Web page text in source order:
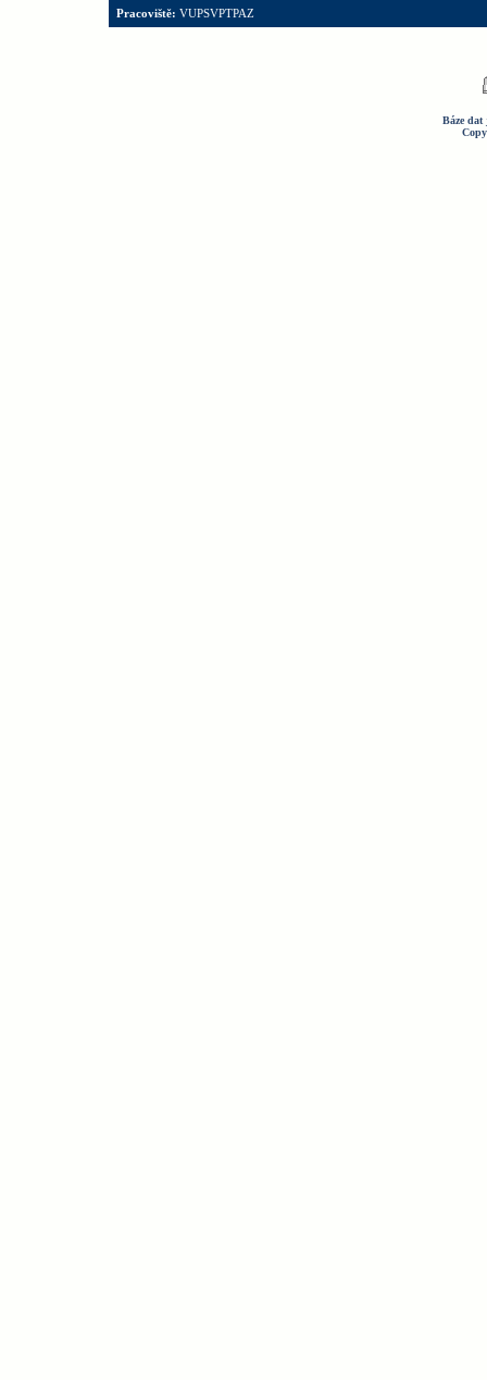
Pracoviště: VUPSVPTPAZ
Báze dat